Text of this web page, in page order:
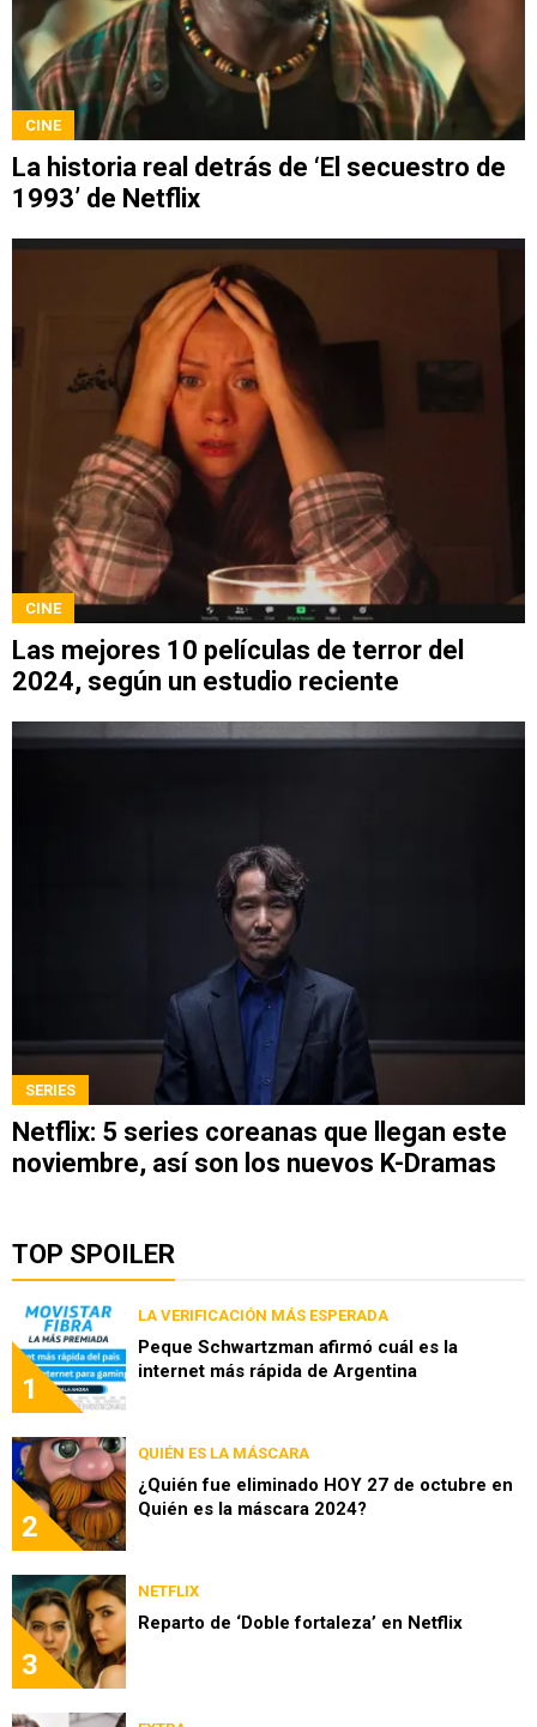
CINE
La historia real detrás de ‘El secuestro de
1993’ de Netflix
CINE
Las mejores 10 películas de terror del
2024, según un estudio reciente
SERIES
Netflix: 5 series coreanas que llegan este
noviembre, así son los nuevos K-Dramas
TOP SPOILER
1
LA VERIFICACIÓN MÁS ESPERADA
Peque Schwartzman afirmó cuál es la
internet más rápida de Argentina
2
QUIÉN ES LA MÁSCARA
¿Quién fue eliminado HOY 27 de octubre en
Quién es la máscara 2024?
3
NETFLIX
Reparto de ‘Doble fortaleza’ en Netflix